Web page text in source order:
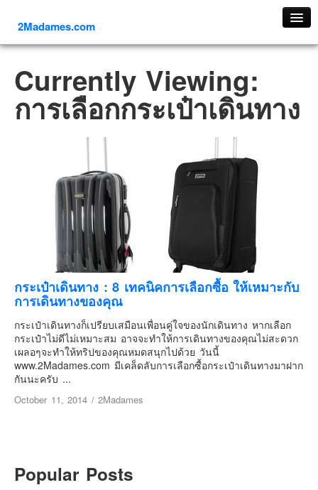
2Madames.com
ภาคเหนือ
ภาคใต้
ภาคตะวันตก
ภาคอีสาน
ทริปต่างประเทศ
อิตาลี
ตุรกี-ตุรเคีย
เยอรมัน
ฝรั่งเศส
ออสเตรีย
สวิสเซอร์แลนด์
Currently Viewing:
การเลือกกระเป๋าเดินทาง
กระเป๋าเดินทาง : 8 เทคนิคการเลือกซื้อ ให้เหมาะกับ
การเดินทางของคุณ
กระเป๋าเดินทางก็เปรียบเสมือนเพื่อนคู่ใจของนักเดินทาง หากเลือก
กระเป๋าไม่ดีไม่เหมาะสม อาจจะทำให้การเดินทางของคุณไม่สะดวก
เผลอๆจะทำให้ทริปของคุณหมดสนุกไปด้วย วันนี้
www.2Madames.com มีเคล็ดลับการเลือกซื้อกระเป๋าเดินทางมาฝาก
กันนะครับ ...
October 11, 2014 / 2Madames
Popular Posts